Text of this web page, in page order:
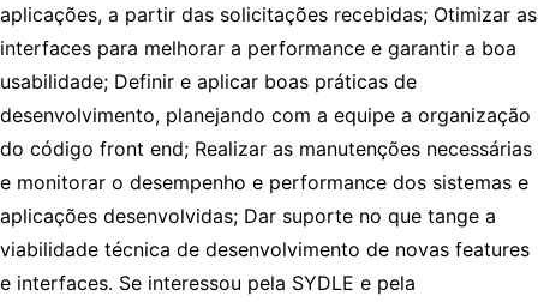
aplicações, a partir das solicitações recebidas; Otimizar as
interfaces para melhorar a performance e garantir a boa
usabilidade; Definir e aplicar boas práticas de
desenvolvimento, planejando com a equipe a organização
do código front end; Realizar as manutenções necessárias
e monitorar o desempenho e performance dos sistemas e
aplicações desenvolvidas; Dar suporte no que tange a
viabilidade técnica de desenvolvimento de novas features
e interfaces. Se interessou pela SYDLE e pela